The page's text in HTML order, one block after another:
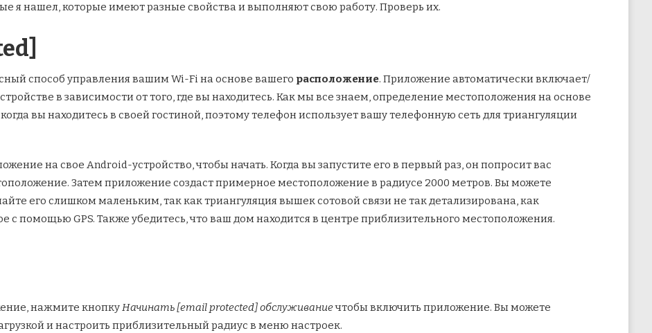
я нашел, которые имеют разные свойства и выполняют свою работу. Проверь их.
способ управления вашим Wi-Fi на основе вашего расположение. Приложение автоматически включает/
в зависимости от того, где вы находитесь. Как мы все знаем, определение местоположения на основе
вы находитесь в своей гостиной, поэтому телефон использует вашу телефонную сеть для триангуляции
на свое Android-устройство, чтобы начать. Когда вы запустите его в первый раз, он попросит вас
Затем приложение создаст примерное местоположение в радиусе 2000 метров. Вы можете
его слишком маленьким, так как триангуляция вышек сотовой связи не так детализирована, как
с помощью GPS. Также убедитесь, что ваш дом находится в центре приблизительного местоположения.
нажмите кнопкуНачинать [email protected] обслуживаниечтобы включить приложение. Вы можете
и настроить приблизительный радиус в меню настроек.